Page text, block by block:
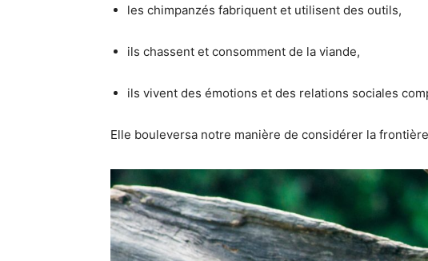
les chimpanzés fabriquent et utilisent des outils,
ils chassent et consomment de la viande,
ils vivent des émotions et des relations sociales
Elle bouleversa notre manière de considérer la frontière